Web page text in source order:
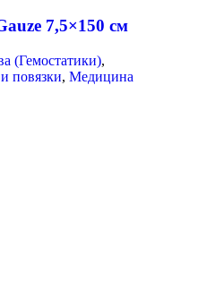
7,5×150 см
(Гемостатики),
повязки, Медицина